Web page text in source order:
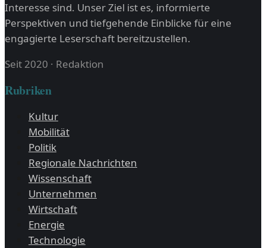
Interesse sind. Unser Ziel ist es, informierte
Perspektiven und tiefgehende Einblicke für eine
engagierte Leserschaft bereitzustellen.
Seit 2020 · Redaktion
Rubriken
Kultur
Mobilität
Politik
Regionale Nachrichten
Wissenschaft
Unternehmen
Wirtschaft
Energie
Technologie